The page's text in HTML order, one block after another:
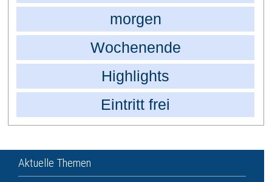
morgen
Wochenende
Highlights
Eintritt frei
Aktuelle Themen